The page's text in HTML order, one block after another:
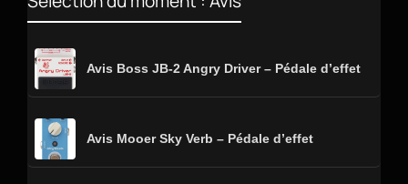
Avis Boss JB-2 Angry Driver – Pédale d’effet
Avis Mooer Sky Verb – Pédale d’effet